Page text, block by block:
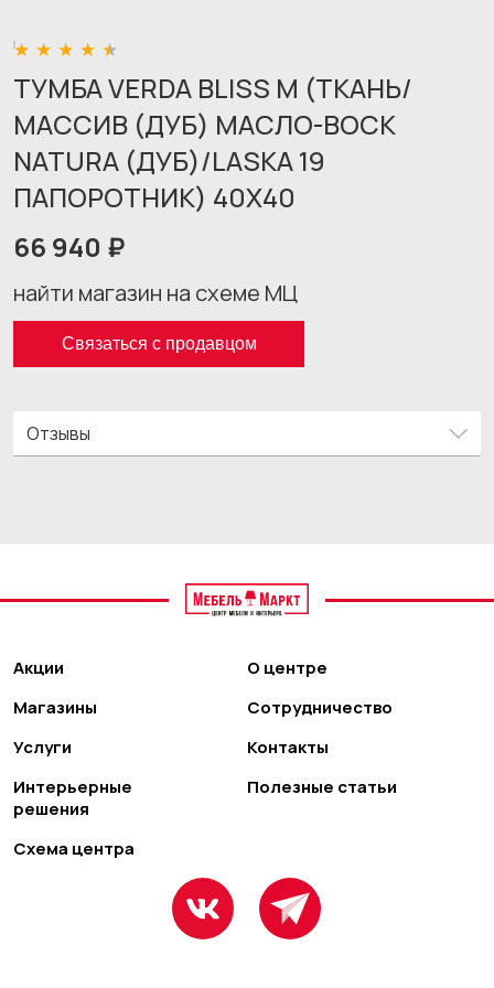
ТУМБА VERDA BLISS M (ТКАНЬ/
МАССИВ (ДУБ) МАСЛО-ВОСК
NATURA (ДУБ)/LASKA 19
ПАПОРОТНИК) 40X40
66 940 ₽
найти магазин на схеме МЦ
Связаться с продавцом
Отзывы
Акции
Магазины
Услуги
Интерьерные
решения
Схема центра
О центре
Сотрудничество
Контакты
Полезные статьи